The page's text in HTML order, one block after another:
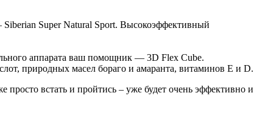
Super Natural Sport. Высокоэффективный
аппарата ваш помощник — 3D Flex Cube.
природных масел бораго и амаранта, витаминов Е и D.
встать и пройтись – уже будет очень эффективно и